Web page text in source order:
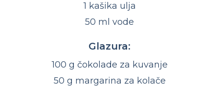
1 kašika ulja
50 ml vode
Glazura:
100 g čokolade za kuvanje
50 g margarina za kolače